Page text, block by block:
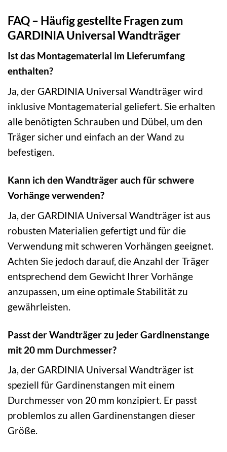
FAQ – Häufig gestellte Fragen zum
GARDINIA Universal Wandträger
Ist das Montagematerial im Lieferumfang
enthalten?
Ja, der GARDINIA Universal Wandträger wird
inklusive Montagematerial geliefert. Sie erhalten
alle benötigten Schrauben und Dübel, um den
Träger sicher und einfach an der Wand zu
befestigen.
Kann ich den Wandträger auch für schwere
Vorhänge verwenden?
Ja, der GARDINIA Universal Wandträger ist aus
robusten Materialien gefertigt und für die
Verwendung mit schweren Vorhängen geeignet.
Achten Sie jedoch darauf, die Anzahl der Träger
entsprechend dem Gewicht Ihrer Vorhänge
anzupassen, um eine optimale Stabilität zu
gewährleisten.
Passt der Wandträger zu jeder Gardinenstange
mit 20 mm Durchmesser?
Ja, der GARDINIA Universal Wandträger ist
speziell für Gardinenstangen mit einem
Durchmesser von 20 mm konzipiert. Er passt
problemlos zu allen Gardinenstangen dieser
Größe.